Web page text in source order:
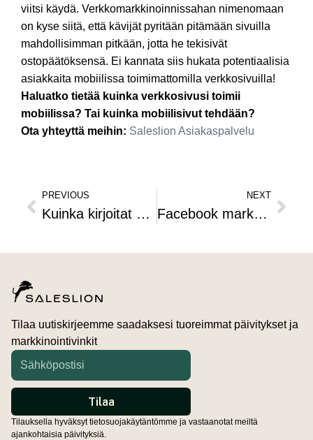
viitsi käydä. Verkkomarkkinoinnissahan nimenomaan
on kyse siitä, että kävijät pyritään pitämään sivuilla
mahdollisimman pitkään, jotta he tekisivät
ostopäätöksensä. Ei kannata siis hukata potentiaalisia
asiakkaita mobiilissa toimimattomilla verkkosivuilla!
Haluatko tietää kuinka verkkosivusi toimii
mobiilissa? Tai kuinka mobiilisivut tehdään?
Ota yhteyttä meihin: Saleslion Asiakaspalvelu
PREVIOUS
Kuinka kirjoitat hyvän blogikirjoituksen?
NEXT
Facebook markkinointi ja kuinka sitä voi parantaa?
Tilaa uutiskirjeemme saadaksesi tuoreimmat päivitykset ja
markkinointivinkit
Tilauksella hyväksyt tietosuojakäytäntömme ja vastaanotat meiltä
ajankohtaisia päivityksiä.